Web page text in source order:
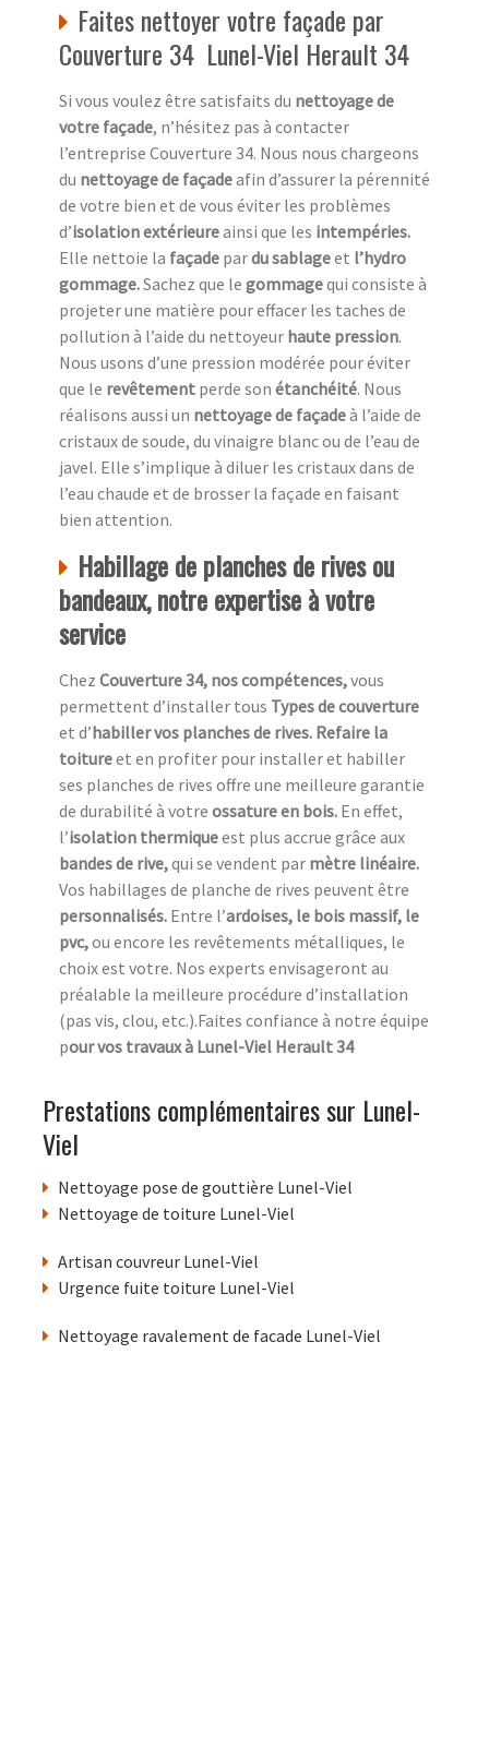
Faites nettoyer votre façade par
Couverture 34 Lunel-Viel Herault 34
Si vous voulez être satisfaits du nettoyage de
votre façade, n’hésitez pas à contacter
l’entreprise Couverture 34. Nous nous chargeons
du nettoyage de façadeafin d’assurer la pérennité
de votre bien et de vous éviter les problèmes
d’isolation extérieureainsi que les intempéries.
Elle nettoie la façade pardu sablageet l’hydro
gommage.Sachez que le gommagequi consiste à
projeter une matière pour effacer les taches de
pollution à l’aide du nettoyeur haute pression.
Nous usons d’une pression modérée pour éviter
que le revêtement perde son étanchéité. Nous
réalisons aussi un nettoyage de façadeà l’aide de
cristaux de soude, du vinaigre blanc ou de l’eau de
javel. Elle s’implique à diluer les cristaux dans de
l’eau chaude et de brosser la façade en faisant
bien attention.
Habillage de planches de rives ou
bandeaux, notre expertise à votre
service
Chez Couverture 34, nos compétences,vous
permettent d’installer tous Types de couverture
et d’habiller vos planches de rives. Refaire la
toitureet en profiter pour installer et habiller
ses planches de rives offre une meilleure garantie
de durabilité à votre ossature en bois. En effet,
l’isolation thermiqueest plus accrue grâce aux
bandes de rive,qui se vendent par mètre linéaire.
Vos habillages de planche de rives peuvent être
personnalisés. Entre l’ardoises, le bois massif, le
pvc,ou encore les revêtements métalliques, le
choix est votre. Nos experts envisageront au
préalable la meilleure procédure d’installation
(pas vis, clou, etc.).Faites confiance à notre équipe
pour vos travaux à Lunel-Viel Herault 34
Prestations complémentaires sur Lunel-
Viel
Nettoyage pose de gouttière Lunel-Viel
Nettoyage de toiture Lunel-Viel
Artisan couvreur Lunel-Viel
Urgence fuite toiture Lunel-Viel
Nettoyage ravalement de facade Lunel-Viel